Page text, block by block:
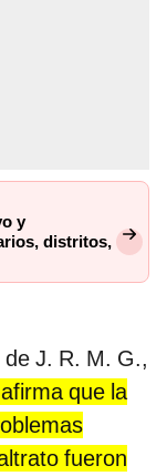
y
distritos,
J. R. M. G.,
que la
fueron